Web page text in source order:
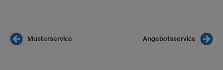
Musterservice Angebotsservice